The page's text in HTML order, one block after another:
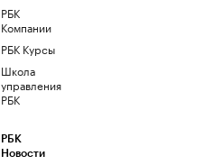
РБК
Компании
РБК Курсы
Школа
управления
РБК
РБК
Новости